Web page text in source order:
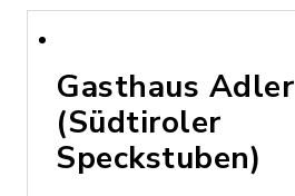
Gasthaus Adler
(Südtiroler
Speckstuben)